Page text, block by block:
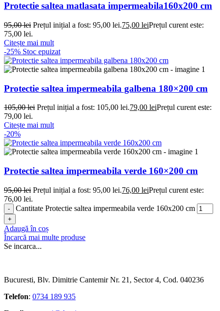
Protectie saltea matlasata impermeabila160x200 cm
95,00lei Prețul inițial a fost: 95,00 lei.75,00 leiPrețul curent este:
75,00 lei.
Citește mai mult
-25% Stoc epuizat
Protectie saltea impermeabila galbena 180×200 cm
105,00lei Prețul inițial a fost: 105,00 lei.79,00 leiPrețul curent este:
79,00 lei.
Citește mai mult
-20%
Protectie saltea impermeabila verde 160×200 cm
95,00lei Prețul inițial a fost: 95,00 lei.76,00 leiPrețul curent este:
76,00 lei.
Cantitate Protectie saltea impermeabila verde 160x200 cm
Adaugă în coș
Încarcă mai multe produse
Se incarca...
Bucuresti, Blv. Dimitrie Cantemir Nr. 21, Sector 4, Cod. 040236
Telefon: 0734 189 935